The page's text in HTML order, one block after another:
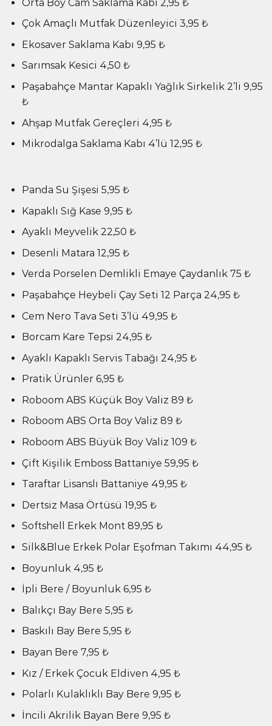
Orta Boy Cam Saklama Kabı 2,95 ₺
Çok Amaçlı Mutfak Düzenleyici 3,95 ₺
Ekosaver Saklama Kabı 9,95 ₺
Sarımsak Kesici 4,50 ₺
Paşabahçe Mantar Kapaklı Yağlık Sirkelik 2’li 9,95
₺
Ahşap Mutfak Gereçleri 4,95 ₺
Mikrodalga Saklama Kabı 4’lü 12,95 ₺
Panda Su Şişesi 5,95 ₺
Kapaklı Sığ Kase 9,95 ₺
Ayaklı Meyvelik 22,50 ₺
Desenli Matara 12,95 ₺
Verda Porselen Demlikli Emaye Çaydanlık 75 ₺
Paşabahçe Heybeli Çay Seti 12 Parça 24,95 ₺
Cem Nero Tava Seti 3’lü 49,95 ₺
Borcam Kare Tepsi 24,95 ₺
Ayaklı Kapaklı Servis Tabağı 24,95 ₺
Pratik Ürünler 6,95 ₺
Roboom ABS Küçük Boy Valiz 89 ₺
Roboom ABS Orta Boy Valiz 89 ₺
Roboom ABS Büyük Boy Valiz 109 ₺
Çift Kişilik Emboss Battaniye 59,95 ₺
Taraftar Lisanslı Battaniye 49,95 ₺
Dertsiz Masa Örtüsü 19,95 ₺
Softshell Erkek Mont 89,95 ₺
Silk&Blue Erkek Polar Eşofman Takımı 44,95 ₺
Boyunluk 4,95 ₺
İpli Bere / Boyunluk 6,95 ₺
Balıkçı Bay Bere 5,95 ₺
Baskılı Bay Bere 5,95 ₺
Bayan Bere 7,95 ₺
Kız / Erkek Çocuk Eldiven 4,95 ₺
Polarlı Kulaklıklı Bay Bere 9,95 ₺
İncili Akrilik Bayan Bere 9,95 ₺